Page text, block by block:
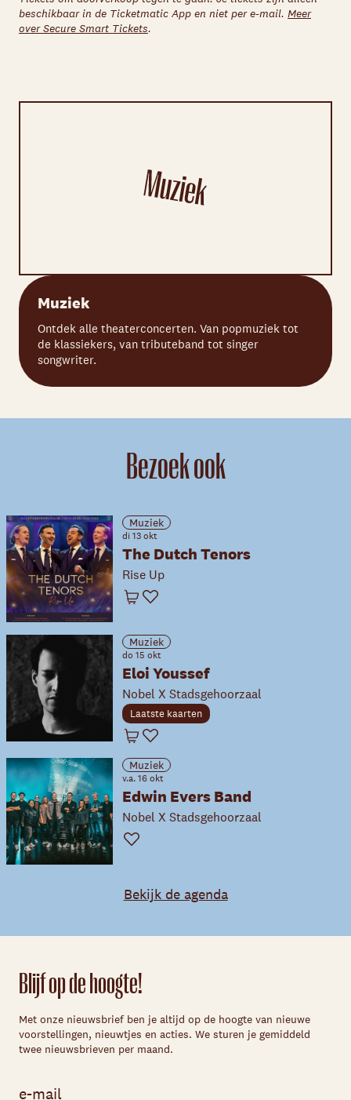
beschikbaar in de Ticketmatic App en niet per e-mail. Meer
over Secure Smart Tickets.
Muziek
Ontdek alle theaterconcerten. Van popmuziek tot
de klassiekers, van tributeband tot singer
songwriter.
Bezoek ook
Muziek
di 13 okt
The Dutch Tenors
Rise Up
Winkelwagen
Favoriet
Muziek
do 15 okt
Eloi Youssef
Nobel X Stadsgehoorzaal
Laatste kaarten
Winkelwagen
Favoriet
Muziek
v.a. 16 okt
Edwin Evers Band
Nobel X Stadsgehoorzaal
Favoriet
Bekijk de agenda
Blijf op de hoogte!
Met onze nieuwsbrief ben je altijd op de hoogte van nieuwe
voorstellingen, nieuwtjes en acties. We sturen je gemiddeld
twee nieuwsbrieven per maand.